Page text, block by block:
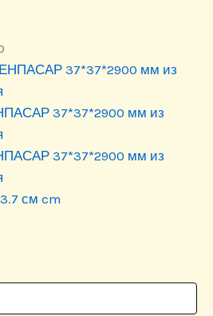
37*37*2900 мм из
37*37*2900 мм из
см cm